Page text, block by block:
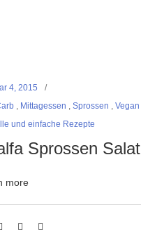
4, 2015
, Mittagessen , Sprossen , Vegan
und einfache Rezepte
Sprossen Salat
more